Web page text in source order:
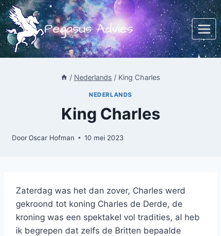
Doorgaan
naar
inhoud
Pegasus Advies
/ Nederlands / King Charles
NEDERLANDS
King Charles
DoorOscar Hofman 10 mei 2023
Zaterdag was het dan zover, Charles werd
gekroond tot koning Charles de Derde, de
kroning was een spektakel vol tradities, al heb
ik begrepen dat zelfs de Britten bepaalde